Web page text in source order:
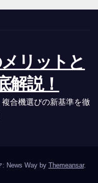
リットと
解説！
合機選びの新基準を徹
: News Way by Themeansar.